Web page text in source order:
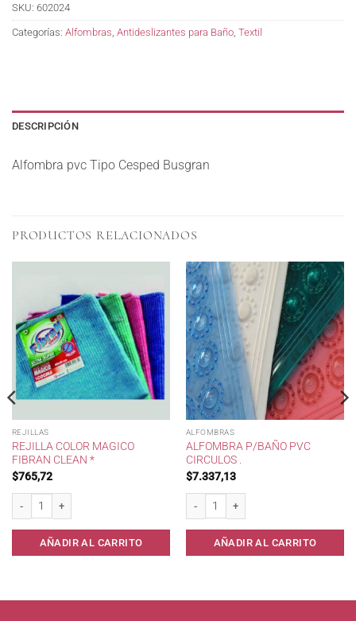
SKU: 602024
Categorías: Alfombras Antideslizantes para Baño Textil
DESCRIPCIÓN
Alfombra pvc Tipo Cesped Busgran
PRODUCTOS RELACIONADOS
REJILLAS
REJILLA COLOR MAGICO
FIBRAN CLEAN *
$765,72
AÑADIR AL CARRITO
ALFOMBRAS
ALFOMBRA P/BAÑO PVC
CIRCULOS .
$7.337,13
AÑADIR AL CARRITO